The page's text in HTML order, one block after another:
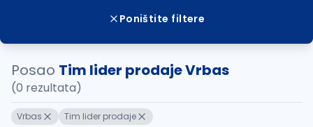
Poništite filtere
Posao Tim lider prodaje Vrbas
(0 rezultata)
Vrbas Tim lider prodaje